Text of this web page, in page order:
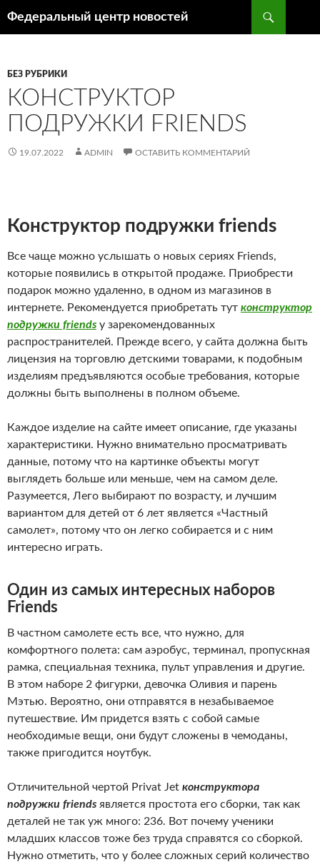
Федеральный центр новостей
БЕЗ РУБРИКИ
КОНСТРУКТОР
ПОДРУЖКИ FRIENDS
19.07.2022 ADMIN ОСТАВИТЬ КОММЕНТАРИЙ
Конструктор подружки friends
Все чаще можно услышать о новых сериях Friends,
которые появились в открытой продаже. Приобрести
подарок можно удаленно, в одном из магазинов в
интернете. Рекомендуется приобретать тут конструктор
подружки friends у зарекомендованных
распространителей. Прежде всего, у сайта должна быть
лицензия на торговлю детскими товарами, к подобным
изделиям предъявляются особые требования, которые
должны быть выполнены в полном объеме.
Каждое изделие на сайте имеет описание, где указаны
характеристики. Нужно внимательно просматривать
данные, потому что на картинке объекты могут
выглядеть больше или меньше, чем на самом деле.
Разумеется, Лего выбирают по возрасту, и лучшим
вариантом для детей от 6 лет является «Частный
самолет», потому что он легко собирается и с ним
интересно играть.
Один из самых интересных наборов
Friends
В частном самолете есть все, что нужно, для
комфортного полета: сам аэробус, терминал, пропускная
рамка, специальная техника, пульт управления и другие.
В этом наборе 2 фигурки, девочка Оливия и парень
Мэтью. Вероятно, они отправятся в незабываемое
путешествие. Им придется взять с собой самые
необходимые вещи, они будут сложены в чемоданы,
также пригодится ноутбук.
Отличительной чертой Privat Jet конструктора
подружки friends является простота его сборки, так как
деталей не так уж много: 236. Вот почему ученики
младших классов тоже без труда справятся со сборкой.
Нужно отметить, что у более сложных серий количество